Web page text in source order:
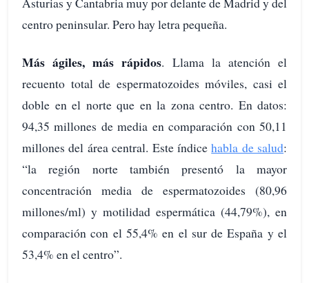
centro peninsular. Pero hay letra pequeña.
Más ágiles, más rápidos. Llama la atención el
recuento total de espermatozoides móviles, casi el
doble en el norte que en la zona centro. En datos:
94,35 millones de media en comparación con 50,11
millones del área central. Este índicehabla de salud:
“la región norte también presentó la mayor
concentración media de espermatozoides (80,96
millones/ml) y motilidad espermática (44,79%), en
comparación con el 55,4% en el sur de España y el
53,4% en el centro”.